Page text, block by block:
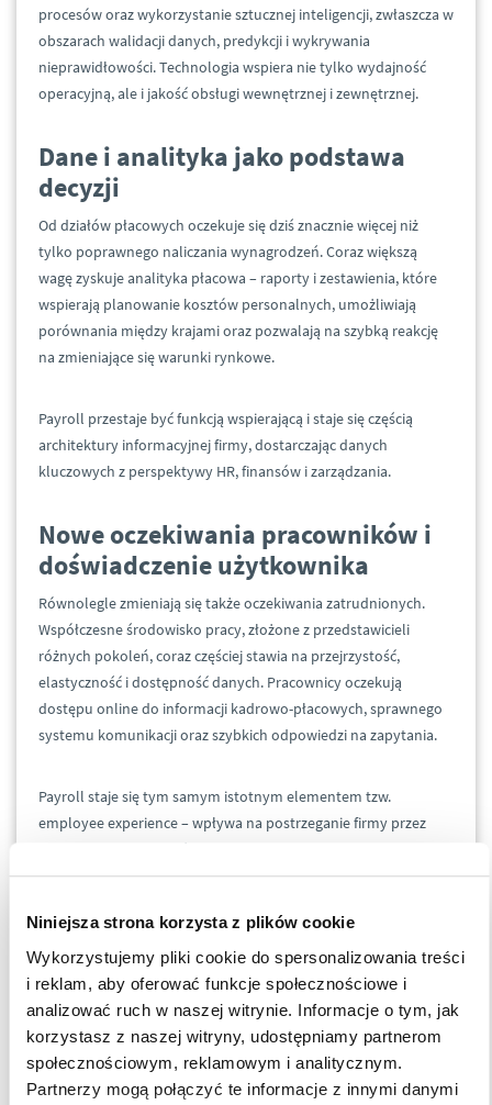
Niniejsza strona korzysta z plików cookie
Wykorzystujemy pliki cookie do spersonalizowania treści
i reklam, aby oferować funkcje społecznościowe i
analizować ruch w naszej witrynie. Informacje o tym, jak
korzystasz z naszej witryny, udostępniamy partnerom
społecznościowym, reklamowym i analitycznym.
Partnerzy mogą połączyć te informacje z innymi danymi
procesów oraz wykorzystanie sztucznej inteligencji, zwłaszcza w
obszarach walidacji danych, predykcji i wykrywania
nieprawidłowości. Technologia wspiera nie tylko wydajność
operacyjną, ale i jakość obsługi wewnętrznej i zewnętrznej.
Dane i analityka jako podstawa
decyzji
Od działów płacowych oczekuje się dziś znacznie więcej niż
tylko poprawnego naliczania wynagrodzeń. Coraz większą
wagę zyskuje analityka płacowa – raporty i zestawienia, które
wspierają planowanie kosztów personalnych, umożliwiają
porównania między krajami oraz pozwalają na szybką reakcję
na zmieniające się warunki rynkowe.
Payroll przestaje być funkcją wspierającą i staje się częścią
architektury informacyjnej firmy, dostarczając danych
kluczowych z perspektywy HR, finansów i zarządzania.
Nowe oczekiwania pracowników i
doświadczenie użytkownika
Równolegle zmieniają się także oczekiwania zatrudnionych.
Współczesne środowisko pracy, złożone z przedstawicieli
różnych pokoleń, coraz częściej stawia na przejrzystość,
elastyczność i dostępność danych. Pracownicy oczekują
dostępu online do informacji kadrowo-płacowych, sprawnego
systemu komunikacji oraz szybkich odpowiedzi na zapytania.
Payroll staje się tym samym istotnym elementem tzw.
employee experience – wpływa na postrzeganie firmy przez
pracownika i może być wykorzystywany w działaniach
employer brandingowych. W wielu przypadkach to działy
wdrażanie nowoczesnych platform samoobsługowych, które
zapewniają dostęp do danych o wynagrodzeniu, urlopach czy
dokumentach.
Wyzwania legislacyjne i otoczenie
regulacyjne